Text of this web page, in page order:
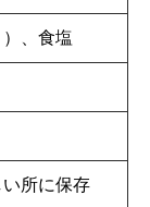
、食塩
所に保存